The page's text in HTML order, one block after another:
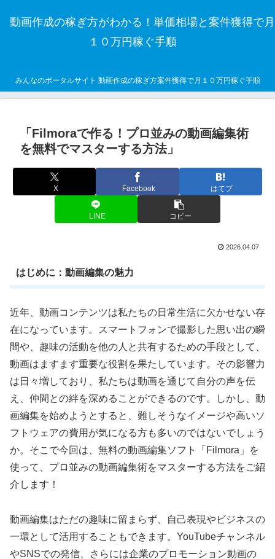
動画作成の稼ぎ方がわかる！単価相場と案件獲得で月
１０万円稼ぐ手順
みんなのポータルサイト 動画作成の稼ぎ方案件獲得で月１０万円稼ぐ手順
「Filmoraで作る！プロ並みの動画編集術
を無料でマスターする方法」
X Facebook はてブ
LINE コピー
2026.04.07
はじめに：動画編集の魅力
近年、動画コンテンツは私たちの日常生活に欠かせない存
在になっています。スマートフォンで撮影した思い出の瞬
間や、趣味の活動を他の人と共有するための手段として、
動画はますます重要な役割を果たしています。その影響力
は日々増しており、私たちは動画を通じて自分の声を伝
え、仲間との絆を深めることができるのです。しかし、動
画編集を始めようとすると、難しそうなイメージや高いソ
フトウェアの費用が気になる方も多いのではないでしょう
か。そこで今回は、無料の動画編集ソフト「Filmora」を
使って、プロ並みの動画編集術をマスターする方法をご紹
介します！
動画編集はただの趣味に留まらず、自己表現やビジネスの
一環として活用することもできます。YouTubeチャンネル
やSNSでの発信、さらには企業のプロモーション動画の